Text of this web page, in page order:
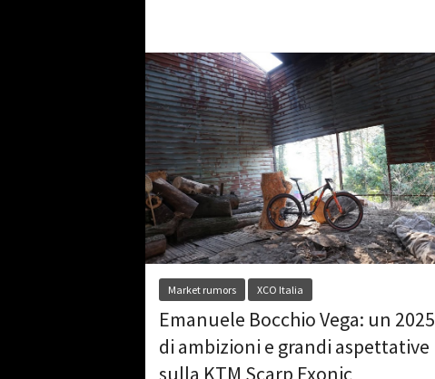
Market rumors XCO Italia
Emanuele Bocchio Vega: un 2025
di ambizioni e grandi aspettative
sulla KTM Scarp Exonic